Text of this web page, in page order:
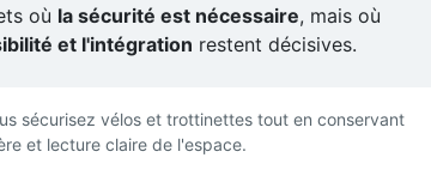
où la sécurité est nécessaire, mais où
et l'intégration restent décisives.
sécurisez vélos et trottinettes tout en conservant
et lecture claire de l'espace.